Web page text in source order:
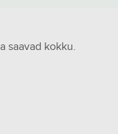
saavad kokku.